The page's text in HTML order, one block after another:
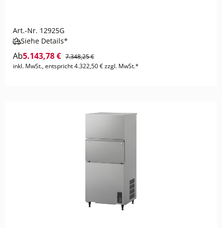
Art.-Nr. 12925G
Siehe Details*
Ab5.143,78 € 7.348,25 €
inkl. MwSt., entspricht 4.322,50 € zzgl. MwSt.*